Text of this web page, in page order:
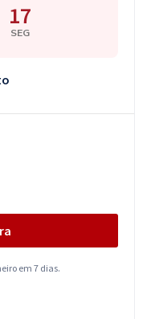
17
SEG
em 7 dias.